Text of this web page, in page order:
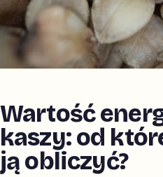
Wartość
kaszy: od
ją obliczyć?